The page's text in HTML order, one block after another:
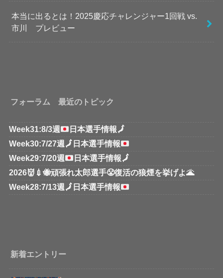
本当に出るとは！2025慶応チャレンジャー1回戦 vs.
市川 プレビュー
フォーラム 最近のトピック
Week31:8/3週 日本選手情報🗾
Week30:7/27週 🗾 日本選手情報
Week29:7/20週
日本選手情報🗾
2026👹💉🐝頑張れ太郎選手😤復活の狼煙を挙げよ🌋
Week28:7/13週 🗾 日本選手情報
新着エントリー